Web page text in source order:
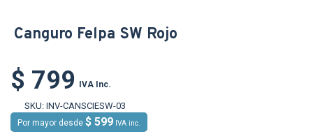
Canguro Felpa SW Rojo
$ 799 IVA Inc.
SKU: INV-CANSCIESW-03
Por mayor desde $ 599 IVA inc.